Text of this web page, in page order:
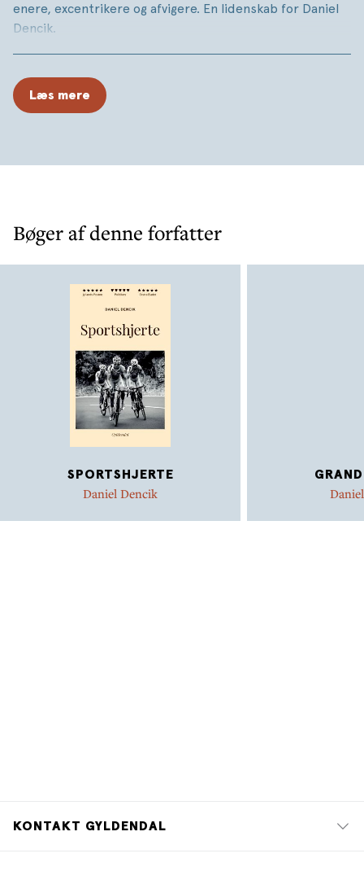
enere, excentrikere og afvigere. En lidenskab for Daniel
Dencik.
Læs mere
Bøger af denne forfatter
SPORTSHJERTE
Daniel Dencik
KONTAKT GYLDENDAL